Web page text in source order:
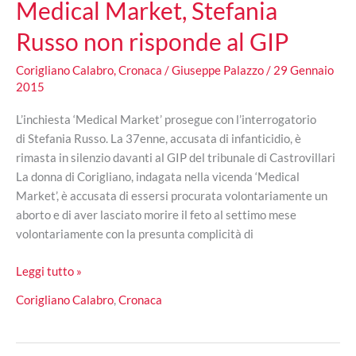
Medical Market, Stefania
Russo non risponde al GIP
Corigliano Calabro,Cronaca /Giuseppe Palazzo/ 29 Gennaio
2015
L’inchiesta ‘Medical Market’ prosegue con l’interrogatorio
di Stefania Russo. La 37enne, accusata di infanticidio, è
rimasta in silenzio davanti al GIP del tribunale di Castrovillari
La donna di Corigliano, indagata nella vicenda ‘Medical
Market’, è accusata di essersi procurata volontariamente un
aborto e di aver lasciato morire il feto al settimo mese
volontariamente con la presunta complicità di
Medical
Stefania
non
Leggi tutto »
Corigliano Calabro,Cronaca